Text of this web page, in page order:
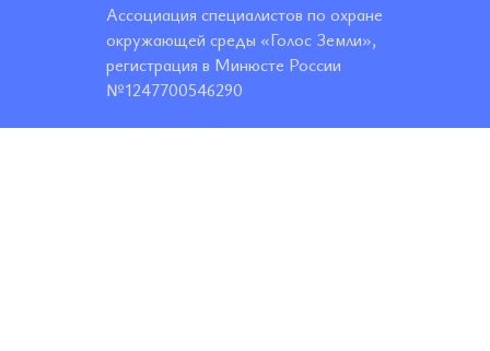
Ассоциация специалистов по охране
окружающей среды «Голос Земли»,
регистрация в Минюсте России
№1247700546290